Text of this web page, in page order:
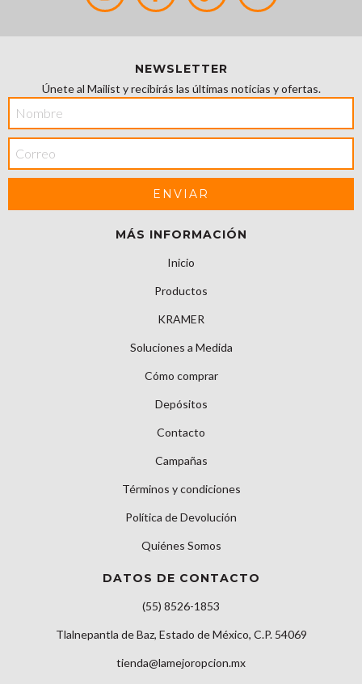
NEWSLETTER
Únete al Mailist y recibirás las últimas noticias y ofertas.
MÁS INFORMACIÓN
Inicio
Productos
KRAMER
Soluciones a Medida
Cómo comprar
Depósitos
Contacto
Campañas
Términos y condiciones
Política de Devolución
Quiénes Somos
DATOS DE CONTACTO
(55) 8526-1853
Tlalnepantla de Baz, Estado de México, C.P. 54069
tienda@lamejoropcion.mx